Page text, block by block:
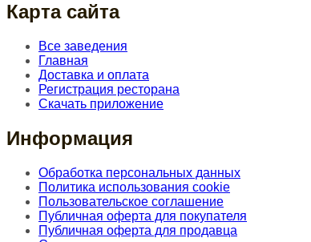
Карта сайта
Все заведения
Главная
Доставка и оплата
Регистрация ресторана
Скачать приложение
Информация
Обработка персональных данных
Политика использования cookie
Пользовательское соглашение
Публичная оферта для покупателя
Публичная оферта для продавца